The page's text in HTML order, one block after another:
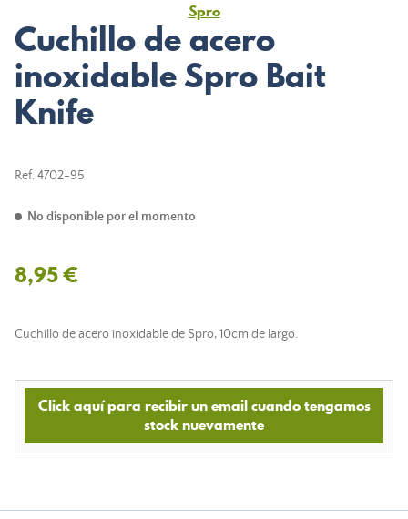
Spro
Cuchillo de acero
inoxidable Spro Bait
Knife
Ref. 4702-95
No disponible por el momento
8,95 €
Cuchillo de acero inoxidable de Spro, 10cm de largo.
Click aquí para recibir un email cuando tengamos
stock nuevamente